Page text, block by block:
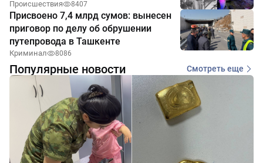
Происшествия 8407
Присвоено 7,4 млрд сумов: вынесен
приговор по делу об обрушении
путепровода в Ташкенте
Криминал 8086
Популярные новости Смотреть еще